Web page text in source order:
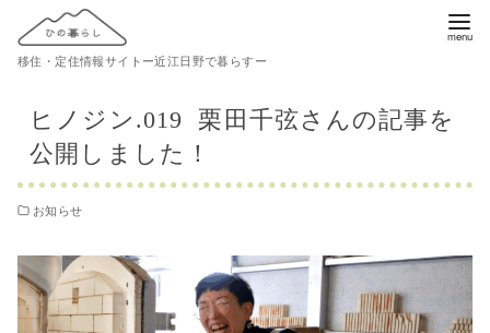
移住・定住情報サイトー近江日野で暮らすー
ヒノジン.019 栗田千弦さんの記事を
公開しました！
お知らせ